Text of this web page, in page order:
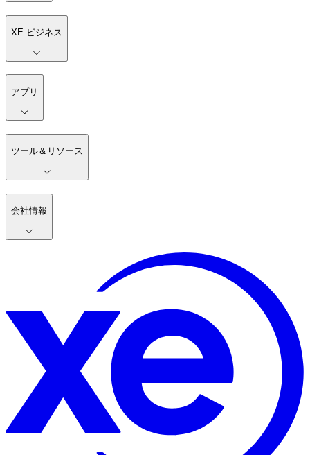
XE ビジネス
アプリ
ツール＆リソース
会社情報